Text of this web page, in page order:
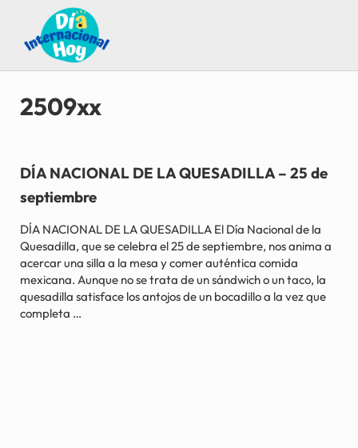
Saltar al contenido principal
Skip to after header navigation
Skip to site footer
Día Internacional Hoy
Guía para saber qué día internacional es hoy
2509xx
DÍA NACIONAL DE LA QUESADILLA – 25 de
septiembre
DÍA NACIONAL DE LA QUESADILLA El Día Nacional de la
Quesadilla, que se celebra el 25 de septiembre, nos anima a
acercar una silla a la mesa y comer auténtica comida
mexicana. Aunque no se trata de un sándwich o un taco, la
quesadilla satisface los antojos de un bocadillo a la vez que
completa …